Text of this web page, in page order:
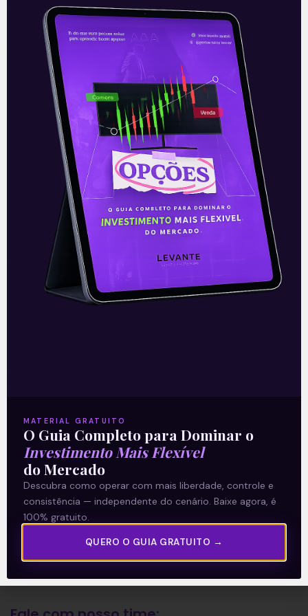
Ibovespa fecha em leve alta
com exterior favorável
O Ibovespa fechou a sessão desta
quinta-feira (22) em leve alta de 0,17%, a
126.146 pontos. O desempenho foi em
linha com os índices dos
Leia mais
22/07/2021
Termos e Condições
Política de Privacidade
Explore
Artigos
E Eu Com Isso?
Vídeos no Youtube
MATERIAL GRATUITO
O Guia Completo para Dominar o
Investimento Mais Flexível
do Mercado
Descubra como operar com mais liberdade, controle e
consistência — independente do cenário. Baixe agora, é
100% gratuito.
QUERO O GUIA GRATUITO →